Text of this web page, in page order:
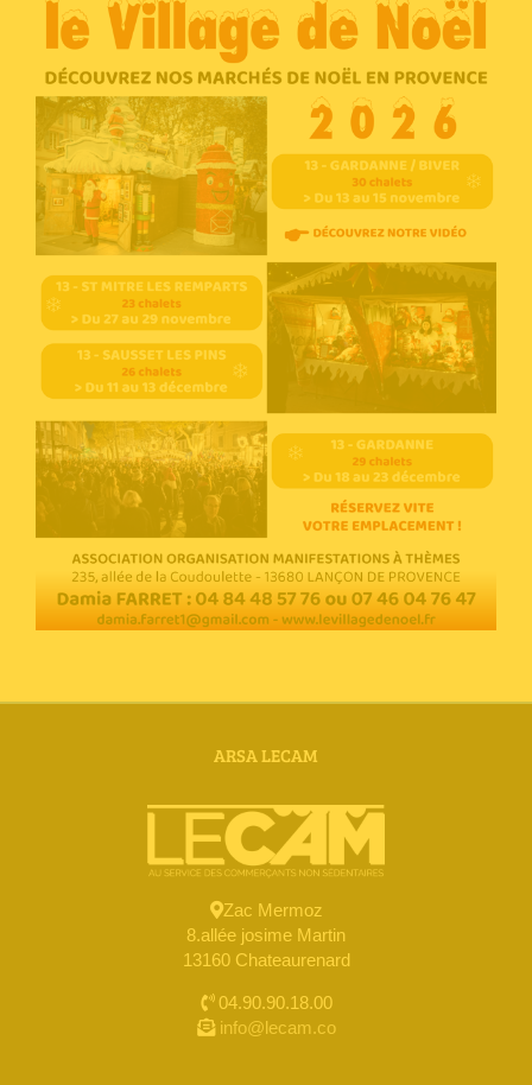
Voir l'annonce
Accéder au site
ARSA LECAM
Zac Mermoz
8.allée josime Martin
13160 Chateaurenard
04.90.90.18.00
info@lecam.co